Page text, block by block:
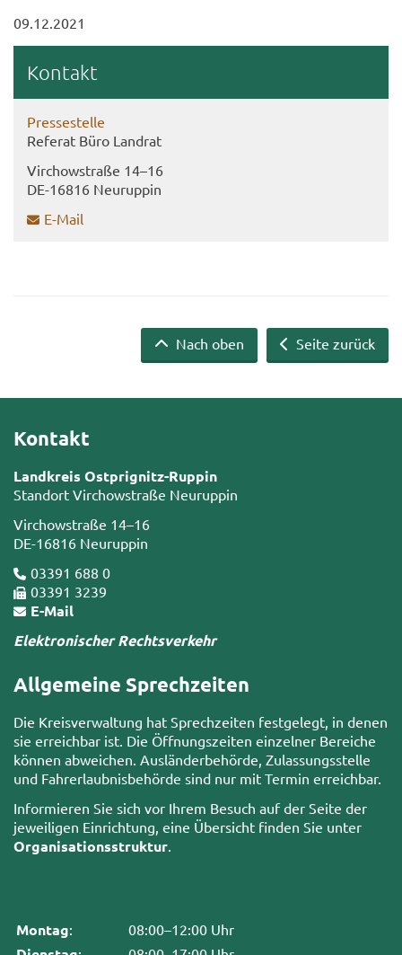
09.12.2021
Kon­takt
Pres­se­stel­le
Re­fe­rat Büro Land­rat
Virch­ow­stra­ße 14–16
DE-​16816 Neu­rup­pin
E-​Mail
Seite zurück
Nach oben
Kontakt
Landkreis Ostprignitz-Ruppin
Standort Virchowstraße Neuruppin
Virchowstraße 14–16
DE-16816 Neuruppin
03391 688 0
03391 3239
E-Mail
Elektronischer Rechtsverkehr
Allgemeine Sprechzeiten
Die Kreisverwaltung hat Sprechzeiten festgelegt, in denen
sie erreichbar ist. Die Öffnungszeiten einzelner Bereiche
können abweichen. Ausländerbehörde, Zulassungsstelle
und Fahrerlaubnisbehörde sind nur mit Termin erreichbar.
Informieren Sie sich vor Ihrem Besuch auf der Seite der
jeweiligen Einrichtung, eine Übersicht finden Sie unter
Organisationsstruktur
Montag: 08:00–12:00 Uhr